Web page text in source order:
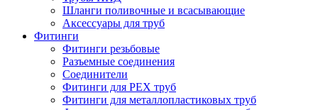
Шланги поливочные и всасывающие
Аксессуары для труб
Фитинги
Фитинги резьбовые
Разъемные соединения
Соединители
Фитинги для PEX труб
Фитинги для металлопластиковых труб